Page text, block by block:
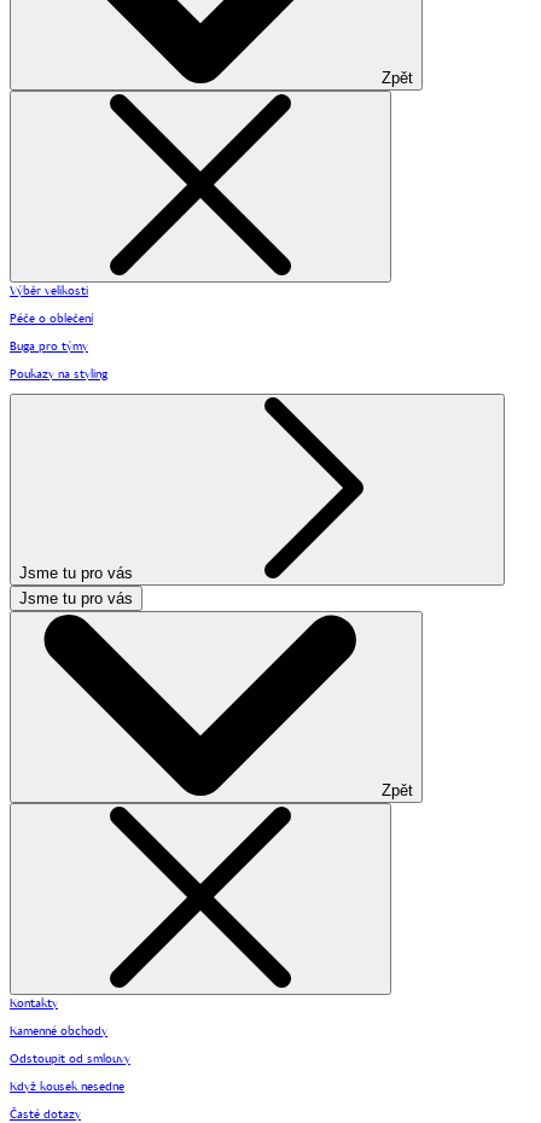
Zpět
Výběr velikosti
Péče o oblečení
Buga pro týmy
Poukazy na styling
Jsme tu pro vás
Jsme tu pro vás
Zpět
Kontakty
Kamenné obchody
Odstoupit od smlouvy
Když kousek nesedne
Časté dotazy